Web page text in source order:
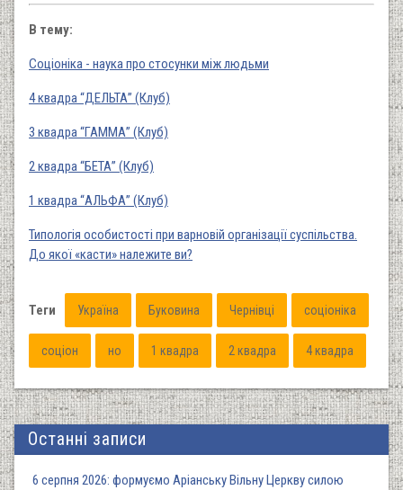
В тему:
Соціоніка - наука про стосунки між людьми
4 квадра “ДЕЛЬТА” (Клуб)
3 квадра “ГАММА” (Клуб)
2 квадра “БЕТА” (Клуб)
1 квадра “АЛЬФА” (Клуб)
Типологія особистості при варновій організації суспільства.
До якої «касти» належите ви?
Теги Україна Буковина Чернівці соціоніка
соціон но 1 квадра 2 квадра 4 квадра
Останні записи
6 серпня 2026: формуємо Аріанську Вільну Церкву силою